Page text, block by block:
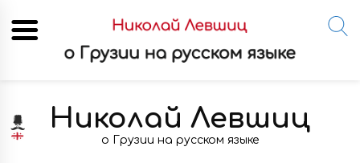
content
Николай Левшиц
о Грузии на русском языке